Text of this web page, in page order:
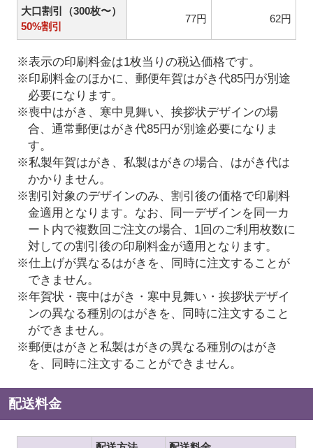
大口割引（300枚〜）
50%割引
77円 62円
※表示の印刷料金は1枚当りの税込価格です。
※印刷料金のほかに、郵便年賀はがき代85円が別途
必要になります。
※喪中はがき、寒中見舞い、挨拶状デザインの場
合、通常郵便はがき代85円が別途必要になりま
す。
※私製年賀はがき、私製はがきの場合、はがき代は
かかりません。
※割引対象のデザインのみ、割引後の価格で印刷料
金適用となります。なお、同一デザインを同一カ
ート内で複数回ご注文の場合、1回のご利用枚数に
対しての割引後の印刷料金が適用となります。
※仕上げが異なるはがきを、同時に注文することが
できません。
※年賀状・喪中はがき・寒中見舞い・挨拶状デザイ
ンの異なる種別のはがきを、同時に注文すること
ができません。
※郵便はがきと私製はがきの異なる種別のはがき
を、同時に注文することができません。
配送料金